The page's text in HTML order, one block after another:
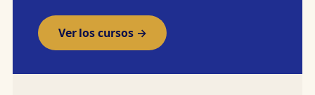
Ver los cursos →